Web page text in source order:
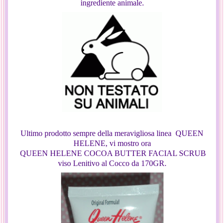
ingrediente animale.
Ultimo prodotto sempre della meravigliosa linea QUEEN
HELENE, vi mostro ora
QUEEN HELENE COCOA BUTTER FACIAL SCRUB
viso Lenitivo al Cocco da 170GR.